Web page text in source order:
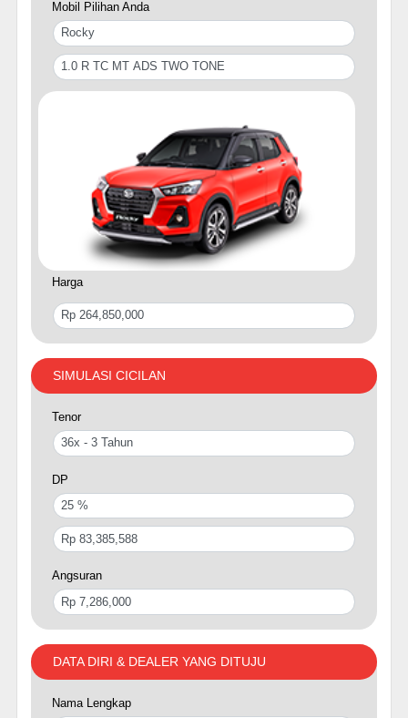
Mobil Pilihan Anda
Harga
SIMULASI CICILAN
Tenor
DP
Angsuran
DATA DIRI & DEALER YANG DITUJU
Nama Lengkap